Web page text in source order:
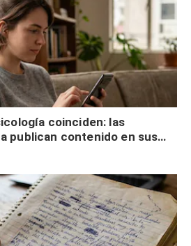
coinciden: las
publican contenido en sus
buscar validación